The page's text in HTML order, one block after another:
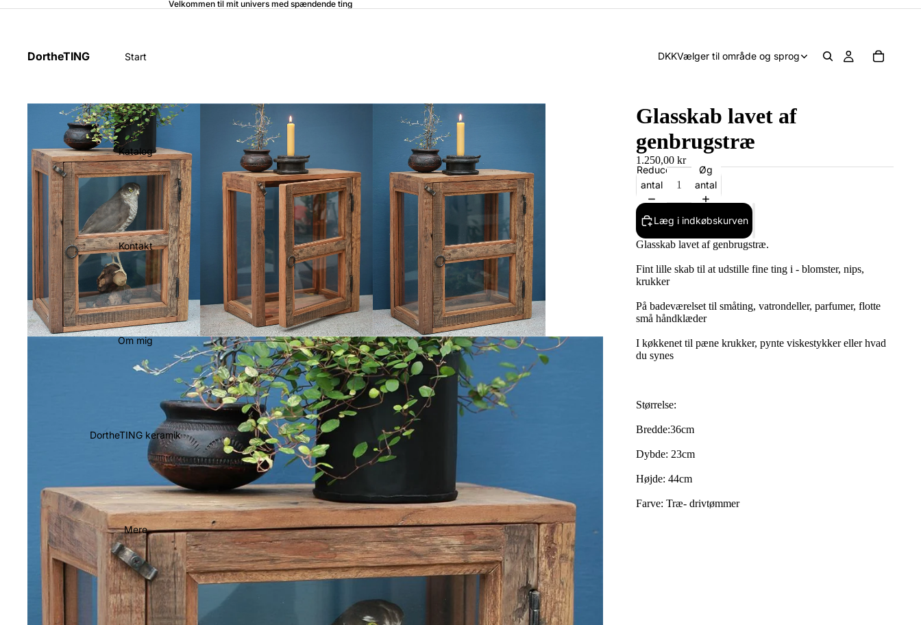
Velkommen til mit univers med spændende ting
DortheTING Start
Katalog
Kontakt
Om mig
DortheTING keramik
Mere
DKKVælger til område og sprog
Glasskab lavet af
genbrugstræ
1.250,00 kr
Reducer
antal
Øg
antal
Læg i indkøbskurven
Glasskab lavet af genbrugstræ.
Fint lille skab til at udstille fine ting i - blomster, nips,
krukker
På badeværelset til småting, vatrondeller, parfumer, flotte
små håndklæder
I køkkenet til pæne krukker, pynte viskestykker eller hvad
du synes
Størrelse:
Bredde:36cm
Dybde: 23cm
Højde: 44cm
Farve: Træ- drivtømmer